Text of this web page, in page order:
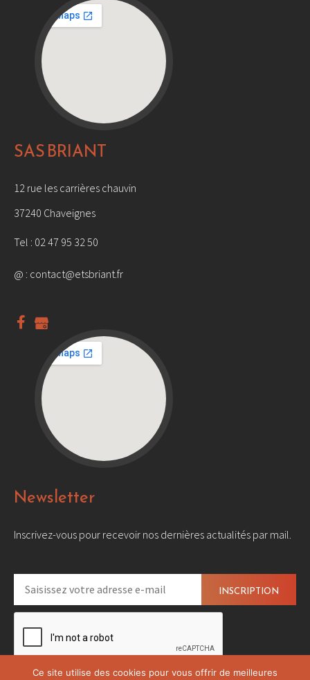
SAS BRIANT
12 rue les carrières chauvin
37240 Chaveignes
Tel : 02 47 95 32 50
@ : contact@etsbriant.fr
Newsletter
Inscrivez-vous pour recevoir nos dernières actualités par mail.
Ce site utilise des cookies pour vous offrir de meilleures